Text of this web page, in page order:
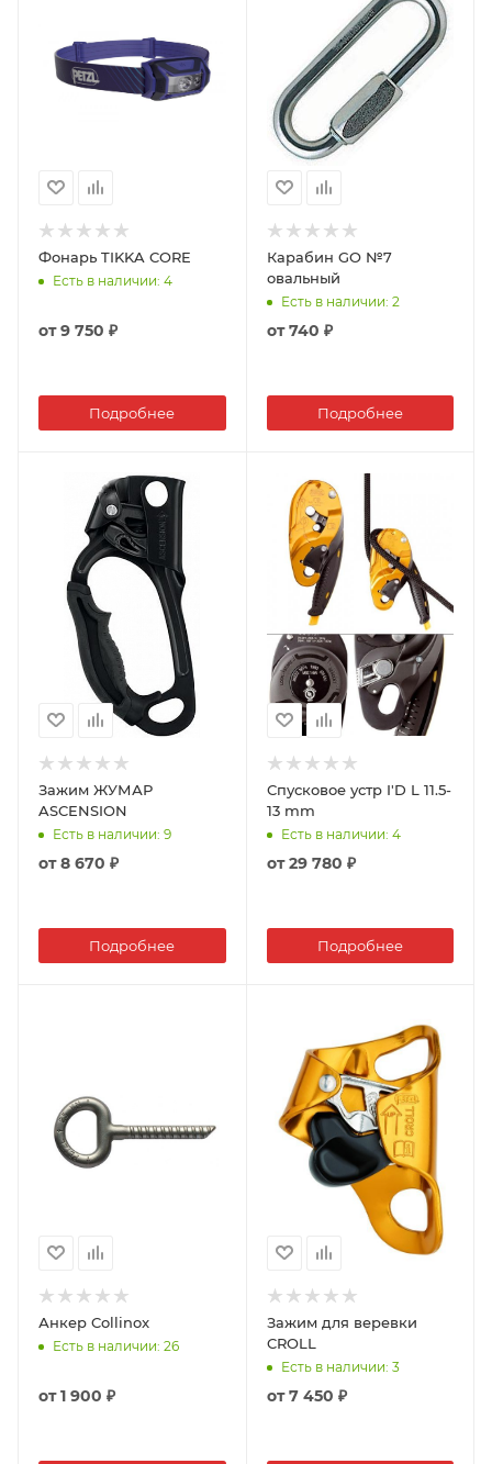
Фонарь TIKKA CORE
Есть в наличии: 4
от9 750 ₽
Подробнее
Карабин GO №7
овальный
Есть в наличии: 2
от740 ₽
Подробнее
Зажим ЖУМАР
ASCENSION
Есть в наличии: 9
от8 670 ₽
Подробнее
Спусковое устр I'D L 11.5-
13 mm
Есть в наличии: 4
от29 780 ₽
Подробнее
Анкер Collinox
Есть в наличии: 26
от1 900 ₽
Зажим для веревки
CROLL
Есть в наличии: 3
от7 450 ₽